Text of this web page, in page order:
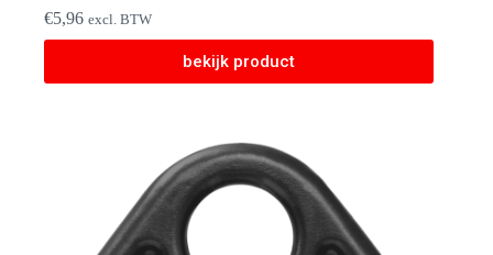
€5,96 excl. BTW
bekijk product